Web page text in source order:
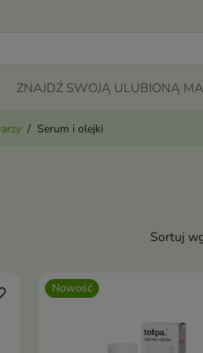
ZNAJDŹ SWOJĄ ULUBIONĄ
Serum i olejki
Sortuj
Nowość